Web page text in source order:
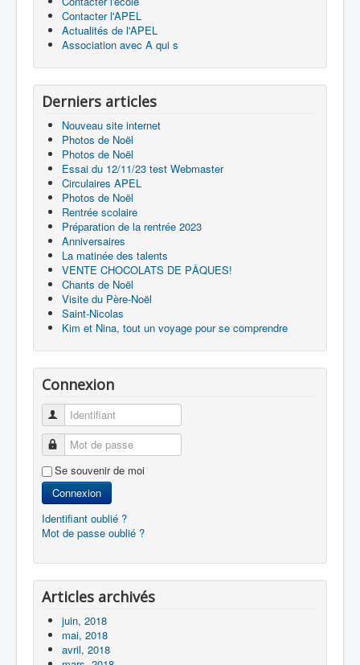
Contacter l'APEL
Actualités de l'APEL
Association avec A qui s
Derniers articles
Nouveau site internet
Photos de Noël
Photos de Noël
Essai du 12/11/23 test Webmaster
Circulaires APEL
Photos de Noël
Rentrée scolaire
Préparation de la rentrée 2023
Anniversaires
La matinée des talents
VENTE CHOCOLATS DE PÂQUES!
Chants de Noël
Visite du Père-Noël
Saint-Nicolas
Kim et Nina, tout un voyage pour se comprendre
Connexion
Identifiant
Mot de passe
Se souvenir de moi
Connexion
Identifiant oublié ?
Mot de passe oublié ?
Articles archivés
juin, 2018
mai, 2018
avril, 2018